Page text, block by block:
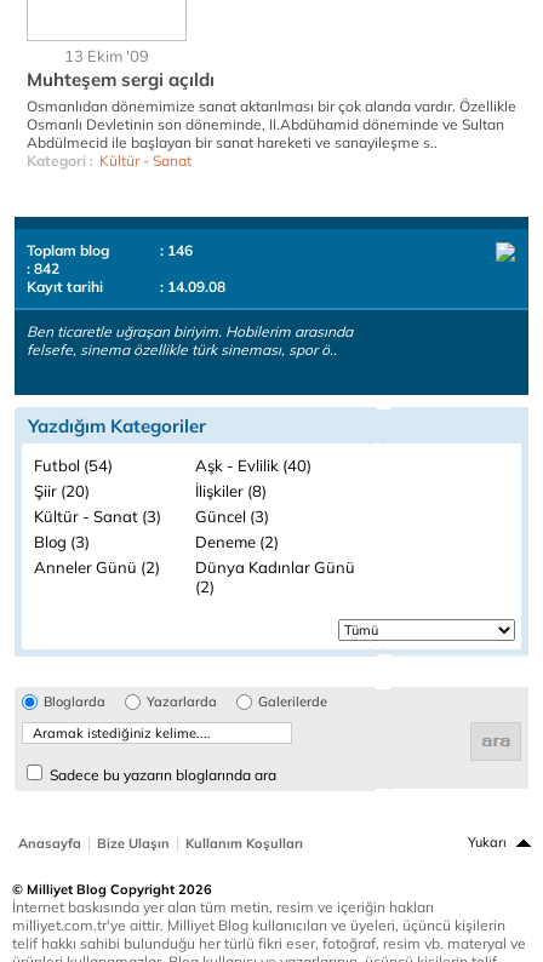
13 Ekim '09
Muhteşem sergi açıldı
Osmanlıdan dönemimize sanat aktarılması bir çok alanda vardır. Özellikle
Osmanlı Devletinin son döneminde, II.Abdühamid döneminde ve Sultan
Abdülmecid ile başlayan bir sanat hareketi ve sanayileşme s..
Kategori : Kültür - Sanat
Toplam blog
: 146
: 842
Kayıt tarihi
: 14.09.08
Ben ticaretle uğraşan biriyim. Hobilerim arasında
felsefe, sinema özellikle türk sineması, spor ö..
Yazdığım Kategoriler
Futbol (54)
Aşk - Evlilik (40)
Şiir (20)
İlişkiler (8)
Kültür - Sanat (3)
Güncel (3)
Blog (3)
Deneme (2)
Anneler Günü (2)
Dünya Kadınlar Günü
(2)
Bloglarda Yazarlarda Galerilerde
Sadece bu yazarın bloglarında ara
Anasayfa | Bize Ulaşın | Kullanım Koşulları Yukarı
© Milliyet Blog Copyright 2026
İnternet baskısında yer alan tüm metin, resim ve içeriğin hakları
milliyet.com.tr'ye aittir. Milliyet Blog kullanıcıları ve üyeleri, üçüncü kişilerin
telif hakkı sahibi bulunduğu her türlü fikri eser, fotoğraf, resim vb. materyal ve